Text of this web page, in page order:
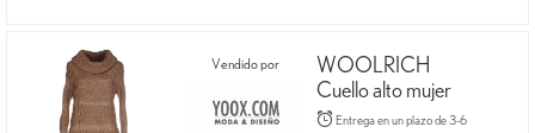
Vendido por
WOOLRICH
Cuello alto mujer
Entrega en un plazo de 3-6